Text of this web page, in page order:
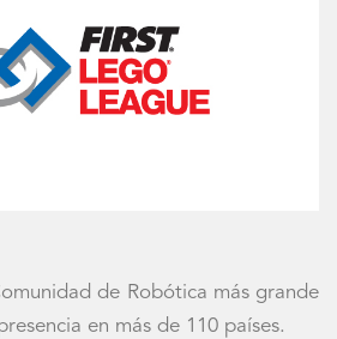
de Robótica más grande
en más de 110 países.